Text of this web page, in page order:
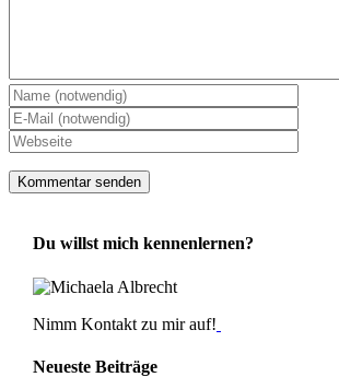
Du willst mich kennenlernen?
Nimm Kontakt zu mir auf!
Neueste Beiträge